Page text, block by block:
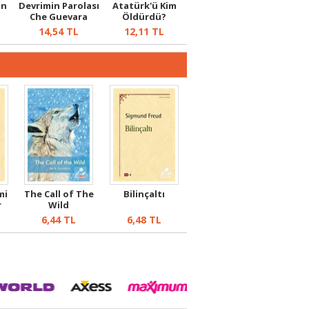
Devrimin Parolası
Che Guevara
14,54TL
Atatürk'ü Kim
Öldürdü?
12,11 TL
The Call of The
Wild
6,44TL
Bilinçaltı
6,48 TL